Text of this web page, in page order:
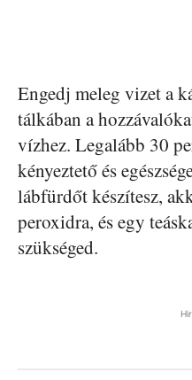
Engedj meleg vizet a
tálkában a
vízhez. Legalább 30
kényeztető és
lábfürdőt készítesz,
peroxidra, és egy
szükséged.